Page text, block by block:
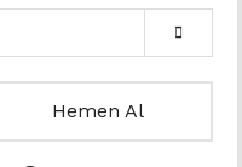
Hemen Al